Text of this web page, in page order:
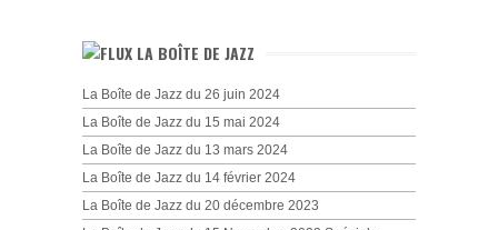
LA BOÎTE DE JAZZ
La Boîte de Jazz du 26 juin 2024
La Boîte de Jazz du 15 mai 2024
La Boîte de Jazz du 13 mars 2024
La Boîte de Jazz du 14 février 2024
La Boîte de Jazz du 20 décembre 2023